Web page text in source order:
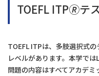
TOEFL ITP🄬テ
TOEFL ITPは、多肢選択式
レベルがあります。本学では
問題の内容はすべてアカデ